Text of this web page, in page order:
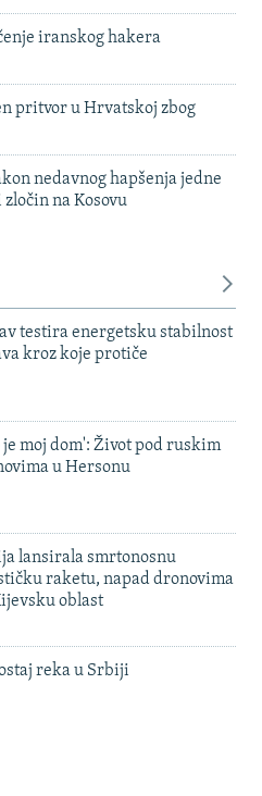
iranskog hakera
pritvor u Hrvatskoj zbog
nedavnog hapšenja jedne
na Kosovu
testira energetsku stabilnost
kroz koje protiče
je moj dom': Život pod ruskim
u Hersonu
lansirala smrtonosnu
raketu, napad dronovima
oblast
reka u Srbiji